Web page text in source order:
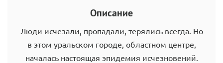
Описание
Люди исчезали, пропадали, терялись всегда. Но
в этом уральском городе, областном центре,
началась настоящая эпидемия исчезновений.